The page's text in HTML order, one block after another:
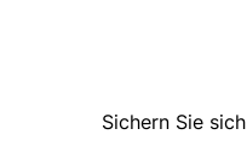
Sichern Sie